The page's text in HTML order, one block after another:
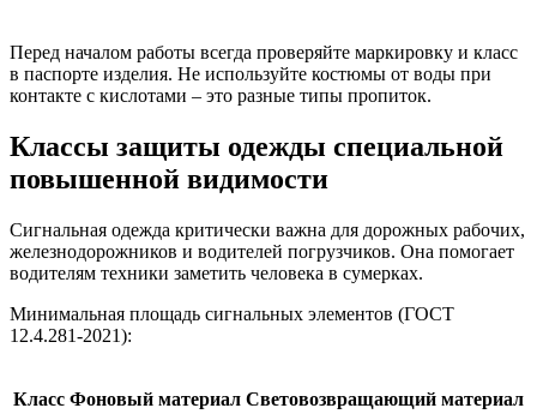
Перед началом работы всегда проверяйте маркировку и класс
в паспорте изделия. Не используйте костюмы от воды при
контакте с кислотами – это разные типы пропиток.
Классы защиты одежды специальной
повышенной видимости
Сигнальная одежда критически важна для дорожных рабочих,
железнодорожников и водителей погрузчиков. Она помогает
водителям техники заметить человека в сумерках.
Минимальная площадь сигнальных элементов (ГОСТ
12.4.281-2021):
Класс Фоновый материал Световозвращающий материал